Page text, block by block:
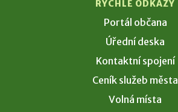
RYCHLÉ ODKAZY
Portál občana
Úřední deska
Kontaktní spojení
Ceník služeb města
Volná místa